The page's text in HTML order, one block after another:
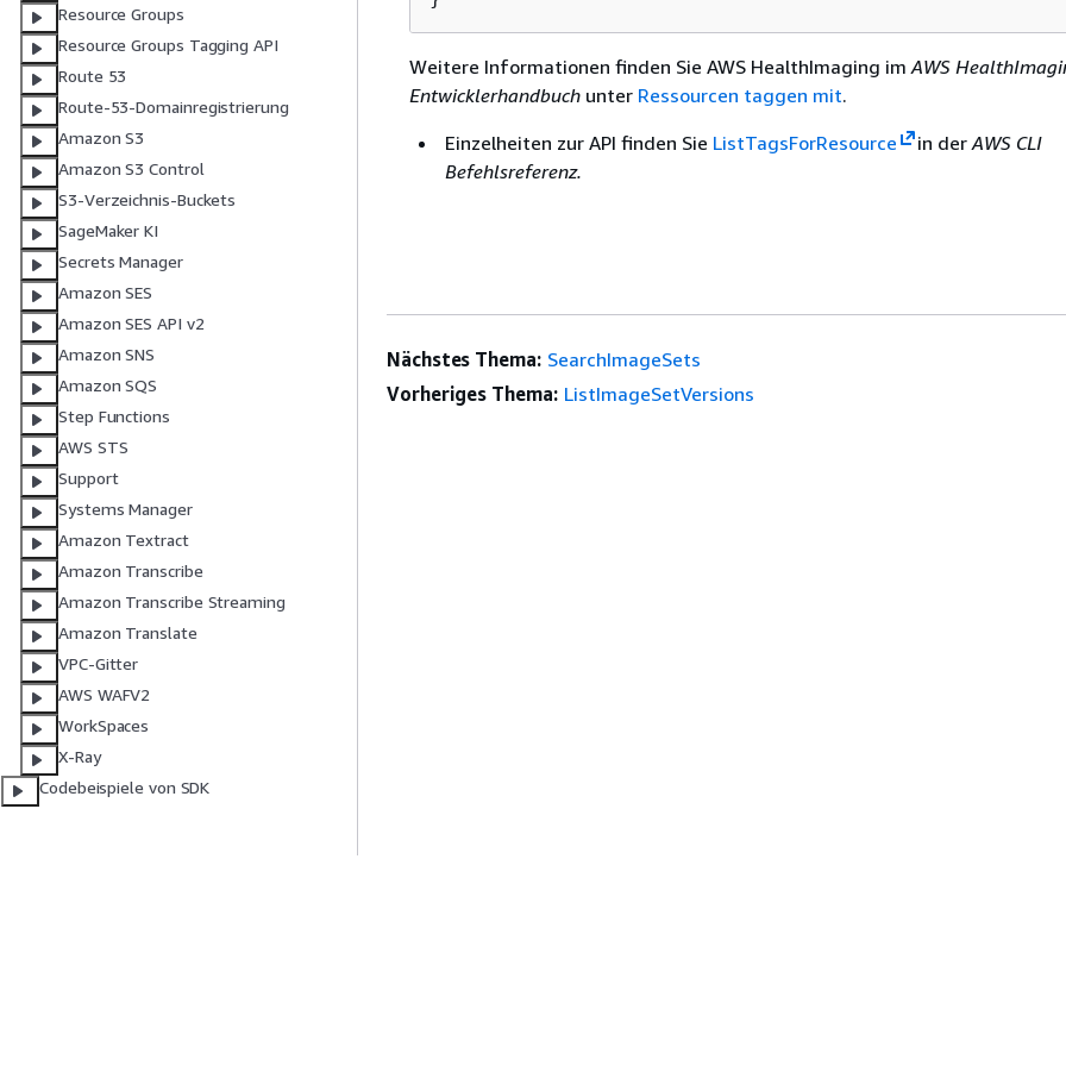
Resource Groups
Resource Groups Tagging API
Route 53
Route-53-Domainregistrierung
Amazon S3
Amazon S3 Control
S3-Verzeichnis-Buckets
SageMaker KI
Secrets Manager
Amazon SES
Amazon SES API v2
Amazon SNS
Amazon SQS
Step Functions
AWS STS
Support
Systems Manager
Amazon Textract
Amazon Transcribe
Amazon Transcribe Streaming
Amazon Translate
VPC-Gitter
AWS WAFV2
WorkSpaces
X-Ray
Codebeispiele von SDK
Weitere Informationen finden Sie AWS HealthImaging imAWS
Entwicklerhandbuchunter Ressourcen taggen mit.
Einzelheiten zur API finden Sie ListTagsForResource in derAWS CLI
Befehlsreferenz.
Nächstes Thema: SearchImageSets
Vorheriges Thema: ListImageSetVersions